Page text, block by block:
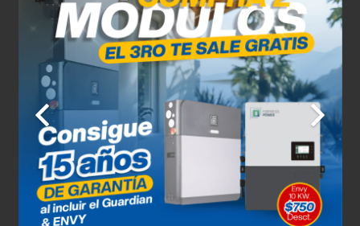
13 de agosto
Jueves 32°C 26°C